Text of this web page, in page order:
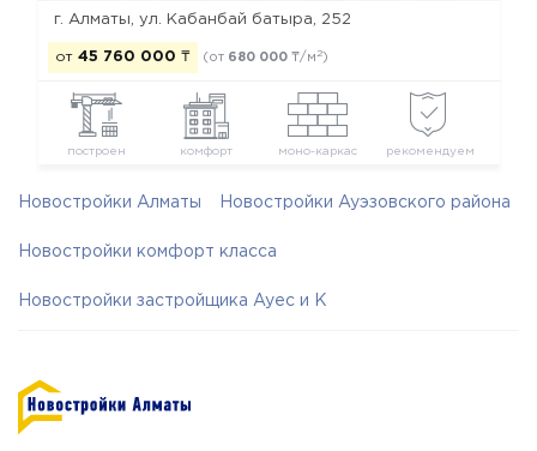
г. Алматы, ул. Кабанбай батыра, 252
от 45 760 000 ₸ (от 680 000 ₸/м 2)
построен комфорт моно-каркас рекомендуем
Новостройки Алматы Новостройки Ауэзовского района
Новостройки комфорт класса
Новостройки застройщика Ауес и К